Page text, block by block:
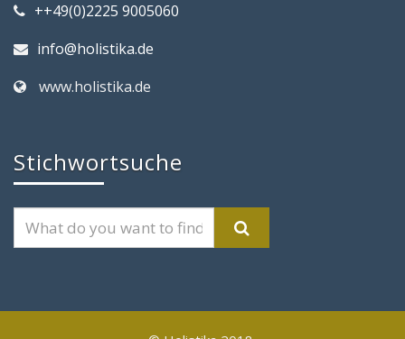
++49(0)2225 9005060
info@holistika.de
www.holistika.de
Stichwortsuche